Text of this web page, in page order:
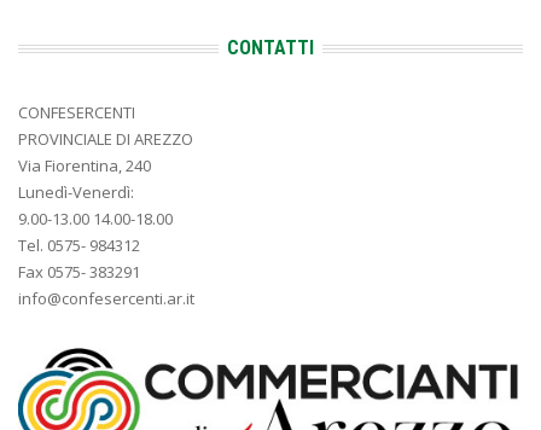
CONTATTI
CONFESERCENTI
PROVINCIALE DI AREZZO
Via Fiorentina, 240
Lunedì-Venerdì:
9.00-13.00 14.00-18.00
Tel. 0575- 984312
Fax 0575- 383291
info@confesercenti.ar.it